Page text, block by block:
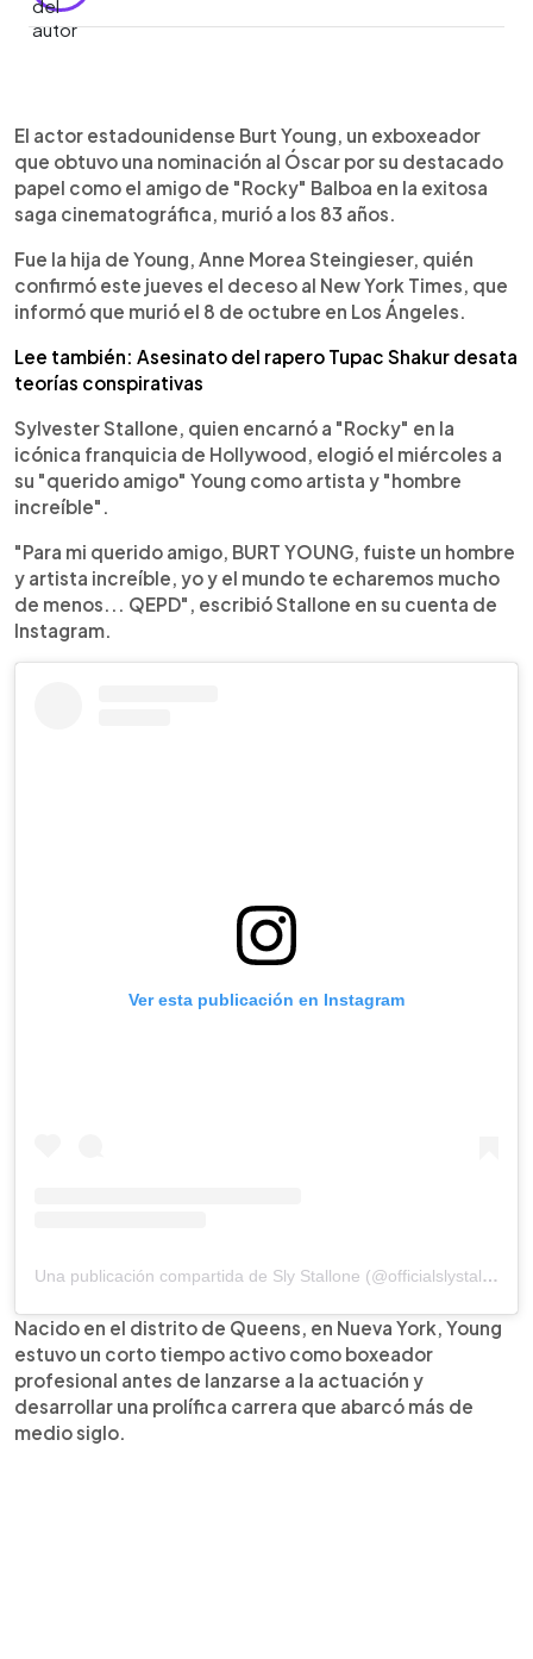
Escuchar artículo
El actor estadounidense Burt Young, un exboxeador
que obtuvo una nominación al Óscar por su destacado
papel como el amigo de "Rocky" Balboa en la exitosa
saga cinematográfica, murió a los 83 años.
Fue la hija de Young, Anne Morea Steingieser, quién
confirmó este jueves el deceso al New York Times, que
informó que murió el 8 de octubre en Los Ángeles.
Lee también: Asesinato del rapero Tupac Shakur desata
teorías conspirativas
Sylvester Stallone, quien encarnó a "Rocky" en la
icónica franquicia de Hollywood, elogió el miércoles a
su "querido amigo" Young como artista y "hombre
increíble".
"Para mi querido amigo, BURT YOUNG, fuiste un hombre
y artista increíble, yo y el mundo te echaremos mucho
de menos... QEPD", escribió Stallone en su cuenta de
Instagram.
Ver esta publicación en Instagram
Una publicación compartida de Sly Stallone (@officialslystallone)
Nacido en el distrito de Queens, en Nueva York, Young
estuvo un corto tiempo activo como boxeador
profesional antes de lanzarse a la actuación y
desarrollar una prolífica carrera que abarcó más de
medio siglo.